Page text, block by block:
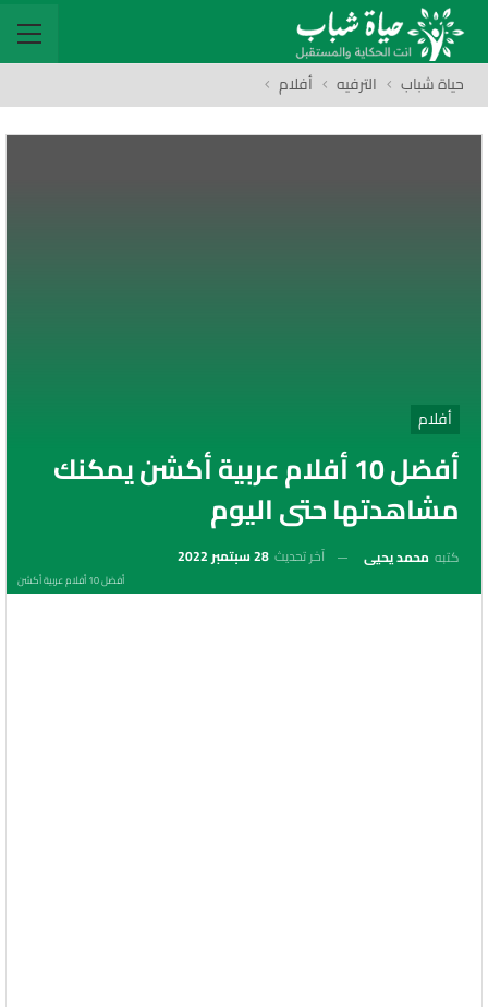
حياة شباب الترفيه أفلام
أفلام
أفضل 10 أفلام عربية أكشن يمكنك
مشاهدتها حتى اليوم
كتبه محمد يحيى آخر تحديث 28 سبتمبر 2022
أفضل 10 أفلام عربية أكشن